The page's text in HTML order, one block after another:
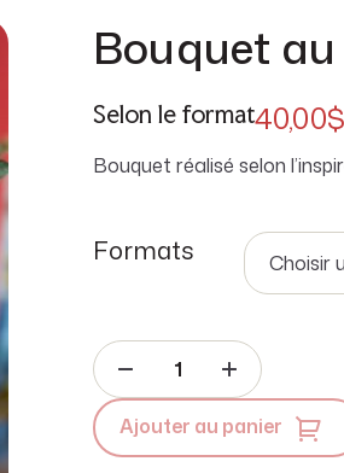
Bouquet
Selon le format40,00$
Bouquet réalisé selon
Formats
Ajouter au panier